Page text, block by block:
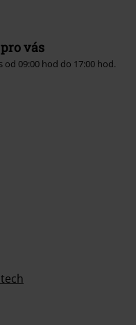
vás
od 09:00 hod do 17:00 hod.